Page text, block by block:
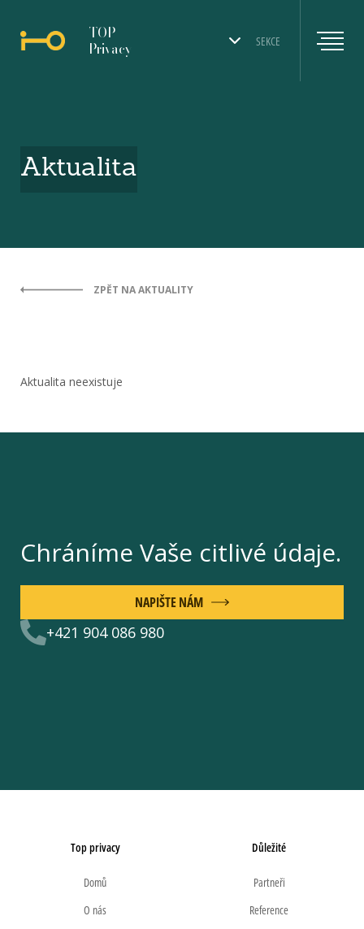
SEKCE
TOP
Privacy
Aktualita
ZPĚT NA AKTUALITY
Aktualita neexistuje
Chráníme Vaše citlivé údaje.
+421 904 086 980
NAPIŠTE NÁM
Top privacy
Domů
O nás
Důležité
Partneři
Reference